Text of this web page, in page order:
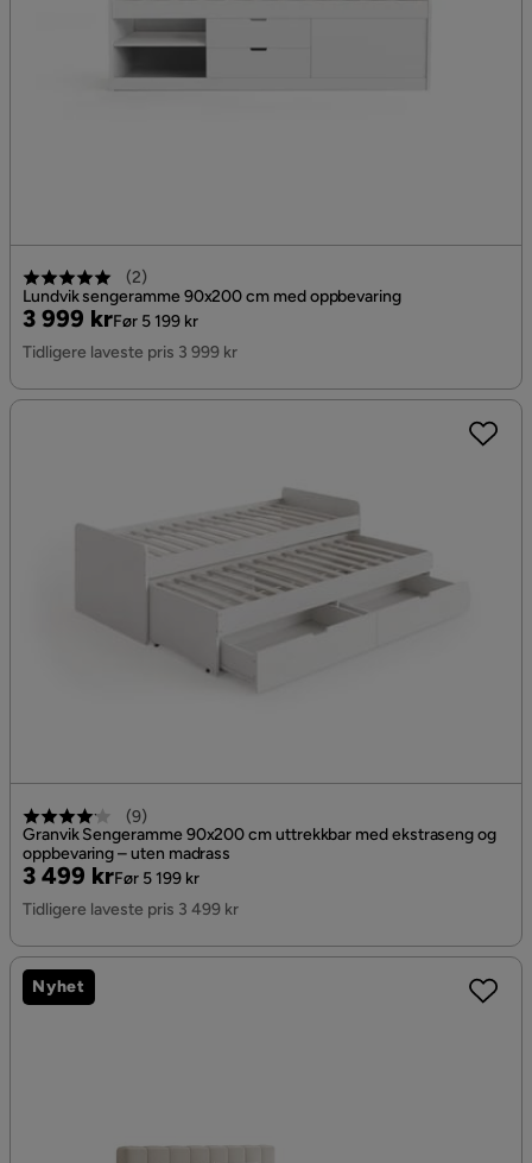
(2)
Lundvik sengeramme 90x200 cm med oppbevaring
Pris
3 999 kr
Original
Pris
Før 5 199 kr
Tidligere laveste pris 3 999 kr
(9)
Granvik Sengeramme 90x200 cm uttrekkbar med ekstraseng og
oppbevaring – uten madrass
Pris
3 499 kr
Original
Pris
Før 5 199 kr
Tidligere laveste pris 3 499 kr
Nyhet